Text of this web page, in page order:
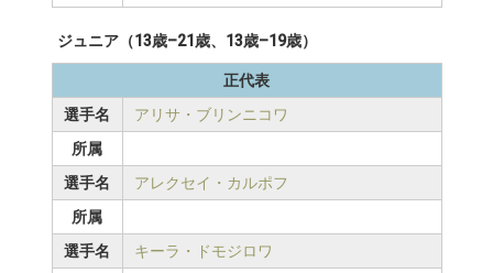
ジュニア（13歳–21歳、13歳–19歳）
正代表
選手名
アリサ・ブリンニコワ
所属
選手名
アレクセイ・カルポフ
所属
選手名
キーラ・ドモジロワ